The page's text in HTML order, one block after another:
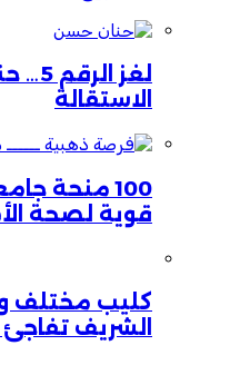
لغز
الاستقالة
100 منحة
قوية لصحة
كليب مختلف
الشريف